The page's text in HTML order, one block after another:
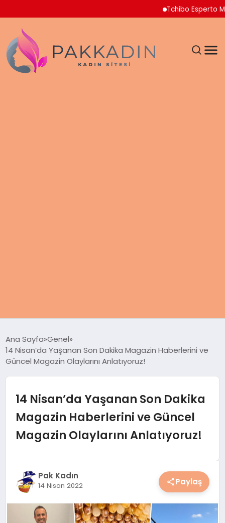
Tchibo Esperto Mini
KADIN
SPOR & FITNESS
YEMEK
KIMDIR?
Ana Sayfa Genel
14 Nisan’da Yaşanan Son Dakika Magazin Haberlerini ve
Güncel Magazin Olaylarını Anlatıyoruz!
14 Nisan’da Yaşanan Son Dakika
Magazin Haberlerini ve Güncel
Magazin Olaylarını Anlatıyoruz!
Pak Kadın
14 Nisan 2022 Paylaş